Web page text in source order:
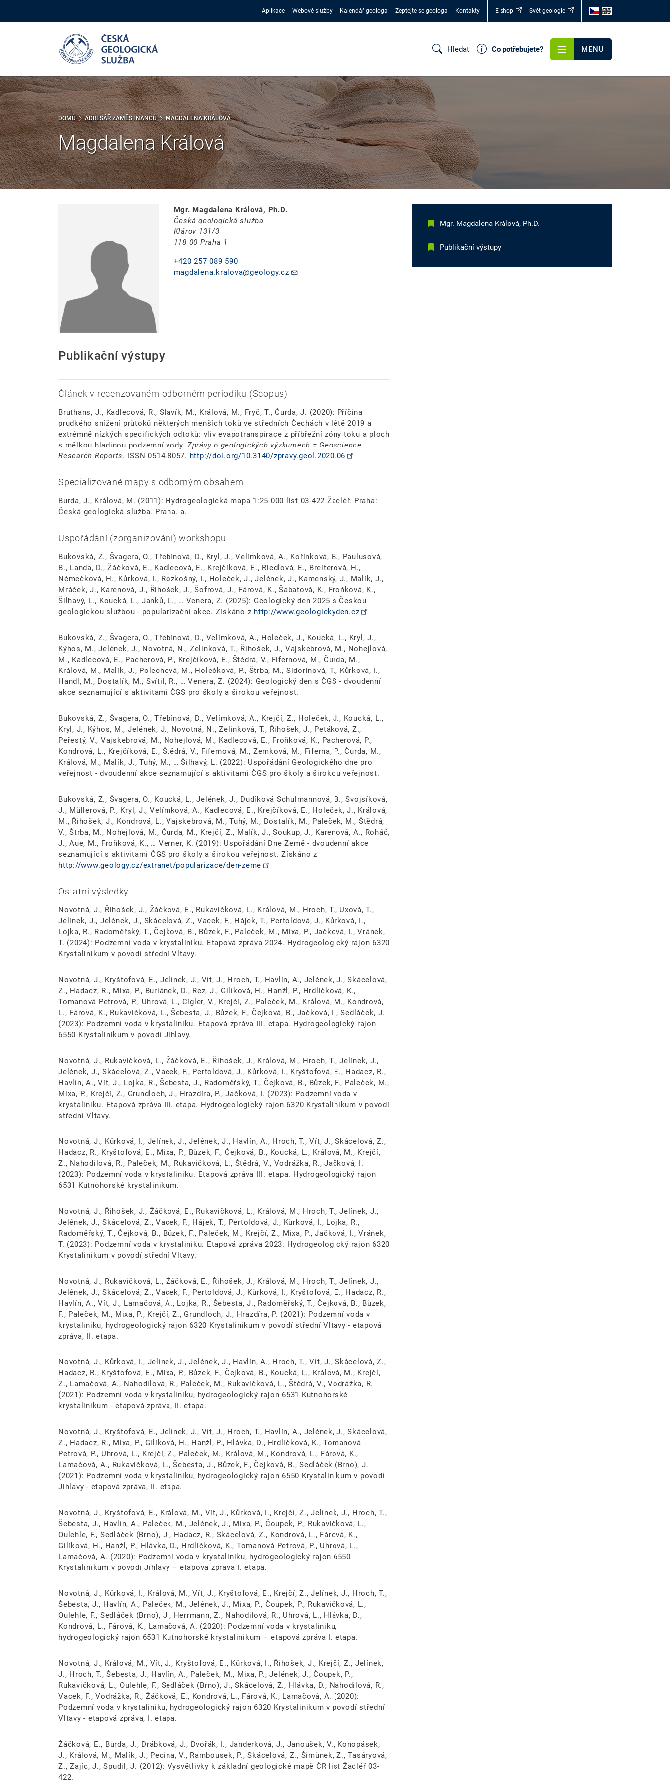
Aplikace Webové služby Kalendář geologa Zeptejte se geologa Kontakty E-shop Svět geologie
Hledat Co potřebujete? MENU
DOMŮ ADRESÁŘ ZAMĚSTNANCŮ MAGDALENA KRÁLOVÁ
Magdalena Králová
Mgr. Magdalena Králová, Ph.D.
Česká geologická služba
Klárov 131/3
118 00 Praha 1
+420 257 089 590
magdalena.kralova@geology.cz
Publikační výstupy
Článek v recenzovaném odborném periodiku (Scopus)
Bruthans, J., Kadlecová, R., Slavík, M., Králová, M., Fryč, T., Čurda, J. (2020): Příčina
prudkého snížení průtoků některých menších toků ve středních Čechách v létě 2019 a
extrémně nízkých specifických odtoků: vliv evapotranspirace z příbřežní zóny toku a ploch
s mělkou hladinou podzemní vody. Zprávy o geologických výzkumech = Geoscience
Research Reports. ISSN 0514-8057. http://doi.org/10.3140/zpravy.geol.2020.06
Specializované mapy s odborným obsahem
Burda, J., Králová, M. (2011): Hydrogeologická mapa 1:25 000 list 03-422 Žacléř. Praha:
Česká geologická služba. Praha. a.
Uspořádání (zorganizování) workshopu
Bukovská, Z., Švagera, O., Třebínová, D., Kryl, J., Velímková, A., Kořínková, B., Paulusová,
B., Landa, D., Žáčková, E., Kadlecová, E., Krejčíková, E., Riedlová, E., Breiterová, H.,
Němečková, H., Kůrková, I., Rozkošný, I., Holeček, J., Jelének, J., Kamenský, J., Malík, J.,
Mráček, J., Karenová, J., Řihošek, J., Šofrová, J., Fárová, K., Šabatová, K., Froňková, K.,
Šilhavý, L., Koucká, L., Janků, L., … Venera, Z. (2025): Geologický den 2025 s Českou
geologickou službou - popularizační akce. Získáno z http://www.geologickyden.cz
Bukovská, Z., Švagera, O., Třebínová, D., Velímková, A., Holeček, J., Koucká, L., Kryl, J.,
Kýhos, M., Jelének, J., Novotná, N., Zelinková, T., Řihošek, J., Vajskebrová, M., Nohejlová,
M., Kadlecová, E., Pacherová, P., Krejčíková, E., Štědrá, V., Fifernová, M., Čurda, M.,
Králová, M., Malík, J., Polechová, M., Holečková, P., Štrba, M., Sidorinová, T., Kůrková, I.,
Handl, M., Dostalík, M., Svítil, R., … Venera, Z. (2024): Geologický den s ČGS - dvoudenní
akce seznamující s aktivitami ČGS pro školy a širokou veřejnost.
Bukovská, Z., Švagera, O., Třebínová, D., Velímková, A., Krejčí, Z., Holeček, J., Koucká, L.,
Kryl, J., Kýhos, M., Jelének, J., Novotná, N., Zelinková, T., Řihošek, J., Petáková, Z.,
Peřestý, V., Vajskebrová, M., Nohejlová, M., Kadlecová, E., Froňková, K., Pacherová, P.,
Kondrová, L., Krejčíková, E., Štědrá, V., Fifernová, M., Zemková, M., Fiferna, P., Čurda, M.,
Králová, M., Malík, J., Tuhý, M., … Šilhavý, L. (2022): Uspořádání Geologického dne pro
veřejnost - dvoudenní akce seznamující s aktivitami ČGS pro školy a širokou veřejnost.
Bukovská, Z., Švagera, O., Koucká, L., Jelének, J., Dudíková Schulmannová, B., Svojsíková,
J., Müllerová, P., Kryl, J., Velímková, A., Kadlecová, E., Krejčíková, E., Holeček, J., Králová,
M., Řihošek, J., Kondrová, L., Vajskebrová, M., Tuhý, M., Dostalík, M., Paleček, M., Štědrá,
V., Štrba, M., Nohejlová, M., Čurda, M., Krejčí, Z., Malík, J., Soukup, J., Karenová, A., Roháč,
J., Aue, M., Froňková, K., … Verner, K. (2019): Uspořádání Dne Země - dvoudenní akce
seznamující s aktivitami ČGS pro školy a širokou veřejnost. Získáno z
http://www.geology.cz/extranet/popularizace/den-zeme
Ostatní výsledky
Novotná, J., Řihošek, J., Žáčková, E., Rukavičková, L., Králová, M., Hroch, T., Uxová, T.,
Jelínek, J., Jelének, J., Skácelová, Z., Vacek, F., Hájek, T., Pertoldová, J., Kůrková, I.,
Lojka, R., Radoměřský, T., Čejková, B., Bůzek, F., Paleček, M., Mixa, P., Jačková, I., Vránek,
T. (2024): Podzemní voda v krystaliniku. Etapová zpráva 2024. Hydrogeologický rajon 6320
Krystalinikum v povodí střední Vltavy.
Novotná, J., Kryštofová, E., Jelínek, J., Vít, J., Hroch, T., Havlín, A., Jelének, J., Skácelová,
Z., Hadacz, R., Mixa, P., Buriánek, D., Rez, J., Gilíková, H., Hanžl, P., Hrdličková, K.,
Tomanová Petrová, P., Uhrová, L., Cígler, V., Krejčí, Z., Paleček, M., Králová, M., Kondrová,
L., Fárová, K., Rukavičková, L., Šebesta, J., Bůzek, F., Čejková, B., Jačková, I., Sedláček, J.
(2023): Podzemní voda v krystaliniku. Etapová zpráva III. etapa. Hydrogeologický rajon
6550 Krystalinikum v povodí Jihlavy.
Novotná, J., Rukavičková, L., Žáčková, E., Řihošek, J., Králová, M., Hroch, T., Jelínek, J.,
Jelének, J., Skácelová, Z., Vacek, F., Pertoldová, J., Kůrková, I., Kryštofová, E., Hadacz, R.,
Havlín, A., Vít, J., Lojka, R., Šebesta, J., Radoměřský, T., Čejková, B., Bůzek, F., Paleček, M.,
Mixa, P., Krejčí, Z., Grundloch, J., Hrazdíra, P., Jačková, I. (2023): Podzemní voda v
krystaliniku. Etapová zpráva III. etapa. Hydrogeologický rajon 6320 Krystalinikum v povodí
střední Vltavy.
Novotná, J., Kůrková, I., Jelínek, J., Jelének, J., Havlín, A., Hroch, T., Vít, J., Skácelová, Z.,
Hadacz, R., Kryštofová, E., Mixa, P., Bůzek, F., Čejková, B., Koucká, L., Králová, M., Krejčí,
Z., Nahodilová, R., Paleček, M., Rukavičková, L., Štědrá, V., Vodrážka, R., Jačková, I.
(2023): Podzemní voda v krystaliniku. Etapová zpráva III. etapa. Hydrogeologický rajon
6531 Kutnohorské krystalinikum.
Novotná, J., Řihošek, J., Žáčková, E., Rukavičková, L., Králová, M., Hroch, T., Jelínek, J.,
Jelének, J., Skácelová, Z., Vacek, F., Hájek, T., Pertoldová, J., Kůrková, I., Lojka, R.,
Radoměřský, T., Čejková, B., Bůzek, F., Paleček, M., Krejčí, Z., Mixa, P., Jačková, I., Vránek,
T. (2023): Podzemní voda v krystaliniku. Etapová zpráva 2023. Hydrogeologický rajon 6320
Krystalinikum v povodí střední Vltavy.
Novotná, J., Rukavičková, L., Žáčková, E., Řihošek, J., Králová, M., Hroch, T., Jelínek, J.,
Jelének, J., Skácelová, Z., Vacek, F., Pertoldová, J., Kůrková, I., Kryštofová, E., Hadacz, R.,
Havlín, A., Vít, J., Lamačová, A., Lojka, R., Šebesta, J., Radoměřský, T., Čejková, B., Bůzek,
F., Paleček, M., Mixa, P., Krejčí, Z., Grundloch, J., Hrazdíra, P. (2021): Podzemní voda v
krystaliniku, hydrogeologický rajon 6320 Krystalinikum v povodí střední Vltavy - etapová
zpráva, II. etapa.
Novotná, J., Kůrková, I., Jelínek, J., Jelének, J., Havlín, A., Hroch, T., Vít, J., Skácelová, Z.,
Hadacz, R., Kryštofová, E., Mixa, P., Bůzek, F., Čejková, B., Koucká, L., Králová, M., Krejčí,
Z., Lamačová, A., Nahodilová, R., Paleček, M., Rukavičková, L., Štědrá, V., Vodrážka, R.
(2021): Podzemní voda v krystaliniku, hydrogeologický rajon 6531 Kutnohorské
krystalinikum - etapová zpráva, II. etapa.
Novotná, J., Kryštofová, E., Jelínek, J., Vít, J., Hroch, T., Havlín, A., Jelének, J., Skácelová,
Z., Hadacz, R., Mixa, P., Gilíková, H., Hanžl, P., Hlávka, D., Hrdličková, K., Tomanová
Petrová, P., Uhrová, L., Krejčí, Z., Paleček, M., Králová, M., Kondrová, L., Fárová, K.,
Lamačová, A., Rukavičková, L., Šebesta, J., Bůzek, F., Čejková, B., Sedláček (Brno), J.
(2021): Podzemní voda v krystaliniku, hydrogeologický rajon 6550 Krystalinikum v povodí
Jihlavy - etapová zpráva, II. etapa.
Novotná, J., Kryštofová, E., Králová, M., Vít, J., Kůrková, I., Krejčí, Z., Jelínek, J., Hroch, T.,
Šebesta, J., Havlín, A., Paleček, M., Jelének, J., Mixa, P., Čoupek, P., Rukavičková, L.,
Oulehle, F., Sedláček (Brno), J., Hadacz, R., Skácelová, Z., Kondrová, L., Fárová, K.,
Gilíková, H., Hanžl, P., Hlávka, D., Hrdličková, K., Tomanová Petrová, P., Uhrová, L.,
Lamačová, A. (2020): Podzemní voda v krystaliniku, hydrogeologický rajon 6550
Krystalinikum v povodí Jihlavy – etapová zpráva I. etapa.
Novotná, J., Kůrková, I., Králová, M., Vít, J., Kryštofová, E., Krejčí, Z., Jelínek, J., Hroch, T.,
Šebesta, J., Havlín, A., Paleček, M., Jelének, J., Mixa, P., Čoupek, P., Rukavičková, L.,
Oulehle, F., Sedláček (Brno), J., Herrmann, Z., Nahodilová, R., Uhrová, L., Hlávka, D.,
Kondrová, L., Fárová, K., Lamačová, A. (2020): Podzemní voda v krystaliniku,
hydrogeologický rajon 6531 Kutnohorské krystalinikum – etapová zpráva I. etapa.
Novotná, J., Králová, M., Vít, J., Kryštofová, E., Kůrková, I., Řihošek, J., Krejčí, Z., Jelínek,
J., Hroch, T., Šebesta, J., Havlín, A., Paleček, M., Mixa, P., Jelének, J., Čoupek, P.,
Rukavičková, L., Oulehle, F., Sedláček (Brno), J., Skácelová, Z., Hlávka, D., Nahodilová, R.,
Vacek, F., Vodrážka, R., Žáčková, E., Kondrová, L., Fárová, K., Lamačová, A. (2020):
Podzemní voda v krystaliniku, hydrogeologický rajon 6320 Krystalinikum v povodí střední
Vltavy - etapová zpráva, I. etapa.
Žáčková, E., Burda, J., Drábková, J., Dvořák, I., Janderková, J., Janoušek, V., Konopásek,
J., Králová, M., Malík, J., Pecina, V., Rambousek, P., Skácelová, Z., Šimůnek, Z., Tasáryová,
Z., Zajíc, J., Spudil, J. (2012): Vysvětlivky k základní geologické mapě ČR list Žacléř 03-
422.
Mgr. Magdalena Králová, Ph.D.
Publikační výstupy